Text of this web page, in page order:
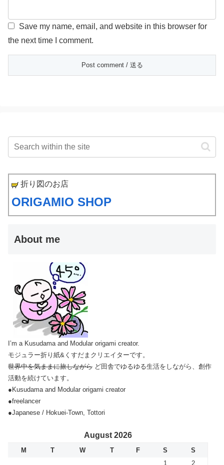
Save my name, email, and website in this browser for
the next time I comment.
折り図のお店
ORIGAMIO SHOP
About me
I’m a Kusudama and Modular origami creator.
モジュラー折り紙&くすだまクリエイターです。
世界中を気ままに旅しながら ど田舎でゆるゆる生活をしながら、創作
活動を続けています。
●Kusudama and Modular origami creator
●freelancer
●Japanese / Hokuei-Town, Tottori
August 2026
M T W T F S
S
1
2